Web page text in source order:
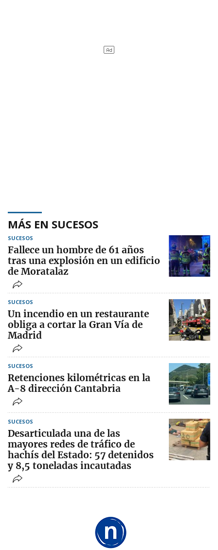
MÁS EN SUCESOS
SUCESOS
Fallece un hombre de 61 años
tras una explosión en un edificio
de Moratalaz
SUCESOS
Un incendio en un restaurante
obliga a cortar la Gran Vía de
Madrid
SUCESOS
Retenciones kilométricas en la
A-8 dirección Cantabria
SUCESOS
Desarticulada una de las
mayores redes de tráfico de
hachís del Estado: 57 detenidos
y 8,5 toneladas incautadas